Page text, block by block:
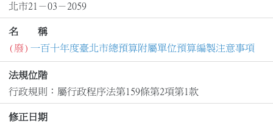
北市21－03－2059
名 稱
(廢) 一百十年度臺北市總預算附屬單位預算編製注意事項
法規位階
行政規則：屬行政程序法第159條第2項第1款
修正日期